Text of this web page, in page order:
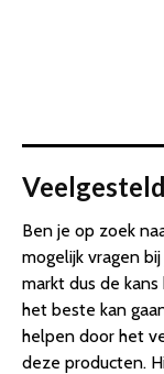
Ben je op zoek
mogelijk vragen
markt dus de
het beste kan
helpen door het
deze producten.